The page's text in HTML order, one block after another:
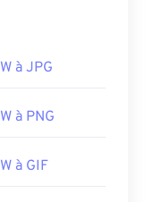
à JPG
à PNG
à GIF